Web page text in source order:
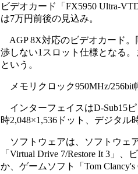
ビデオカード「FX5950 Ultra-
は7万円前後の見込み。
AGP 8X対応のビデオカード。
渉しない1スロット仕様となる
という。
メモリクロック950MHz/256bit
インターフェイスはD-Sub15
時2,048×1,536ドット、デジタル
ソフトウェアは、ソフトウェ
「Virtual Drive 7/Restore It 3」
か、ゲームソフト「Tom Clancy's